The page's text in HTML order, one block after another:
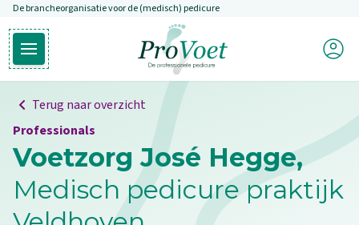
Overslaan en naar de inhoud gaan
De brancheorganisatie voor de (medisch) pedicure
Open hoofdmenu
Ga naar de homepagina
Mijn
Terug naar overzicht
Professionals
Voetzorg José Hegge,
Medisch pedicure praktijk